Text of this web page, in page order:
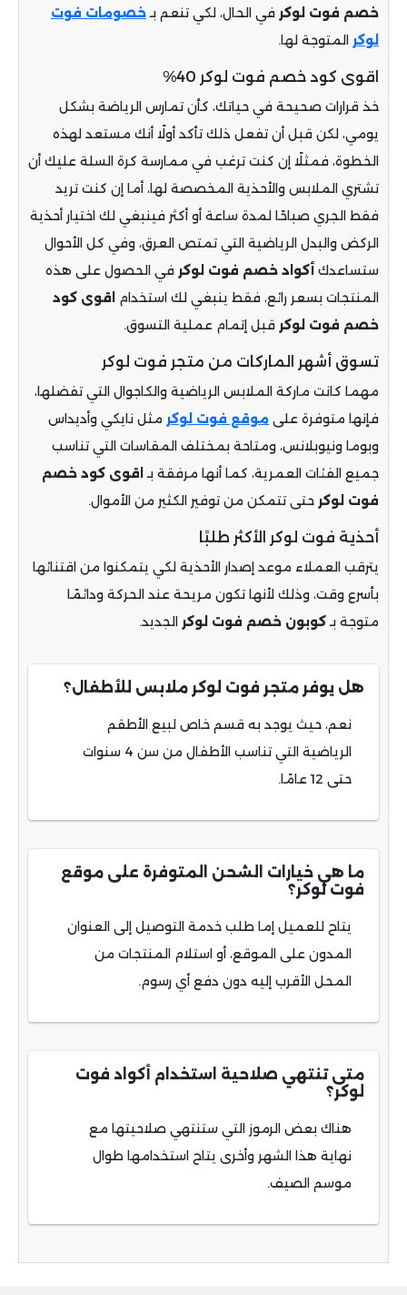
خصم فوت لوكر في الحال، لكي تنعم بـخصومات فوت
لوكر المتوجة لها.
اقوى كود خصم فوت لوكر 40%
خذ قرارات صحيحة في حياتك، كأن تمارس الرياضة بشكل
يومي، لكن قبل أن تفعل ذلك تأكد أولًا أنك مستعد لهذه
الخطوة، فمثلًا إن كنت ترغب في ممارسة كرة السلة عليك أن
تشتري الملابس والأحذية المخصصة لها، أما إن كنت تريد
فقط الجري صباحًا لمدة ساعة أو أكثر فينبغي لك اختيار أحذية
الركض والبدل الرياضية التي تمتص العرق، وفي كل الأحوال
ستساعدك أكواد خصم فوت لوكر في الحصول على هذه
المنتجات بسعر رائع، فقط ينبغي لك استخدام اقوى كود
خصم فوت لوكر قبل إتمام عملية التسوق.
تسوق أشهر الماركات من متجر فوت لوكر
مهما كانت ماركة الملابس الرياضية والكاجوال التي تفضلها،
فإنها متوفرة على موقع فوت لوكر مثل نايكي وأديداس
وبوما ونيوبلانس، ومتاحة بمختلف المقاسات التي تناسب
جميع الفئات العمرية، كما أنها مرفقة بـ اقوى كود خصم
فوت لوكر حتى تتمكن من توفير الكثير من الأموال.
أحذية فوت لوكر الأكثر طلبًا
يترقب العملاء موعد إصدار الأحذية لكي يتمكنوا من اقتنائها
بأسرع وقت، وذلك لأنها تكون مريحة عند الحركة ودائمًا
متوجة بـكوبون خصم فوت لوكر الجديد.
هل يوفر متجر فوت لوكر ملابس للأطفال؟
نعم، حيث يوجد به قسم خاص لبيع الأطقم
الرياضية التي تناسب الأطفال من سن 4 سنوات
حتى 12 عامًا.
ما هي خيارات الشحن المتوفرة على موقع
فوت لوكر؟
يتاح للعميل إما طلب خدمة التوصيل إلى العنوان
المدون على الموقع، أو استلام المنتجات من
المحل الأقرب إليه دون دفع أي رسوم.
متى تنتهي صلاحية استخدام أكواد فوت
لوكر؟
هناك بعض الرموز التي ستنتهي صلاحيتها مع
نهاية هذا الشهر وأخرى يتاح استخدامها طوال
موسم الصيف.